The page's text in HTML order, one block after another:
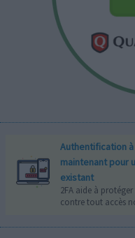
Authentification
maintenant pour
existant
2FA aide à
contre tout accès